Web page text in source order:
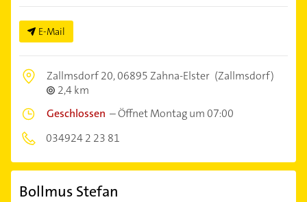
E-Mail
Zallmsdorf 20,06895 Zahna-Elster (Zallmsdorf)
2,4 km
Geschlossen –Öffnet Montag um 07:00
034924 2 23 81
Bollmus Stefan